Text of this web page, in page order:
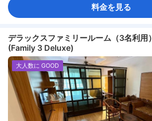
料金を見る
デラックスファミリールーム（3名利用）
(Family 3 Deluxe)
大人数に GOOD